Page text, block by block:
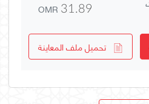
OMR 31.89
تحميل ملف المعاينة